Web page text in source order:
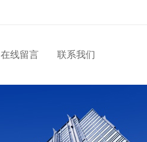
在线留言 联系我们